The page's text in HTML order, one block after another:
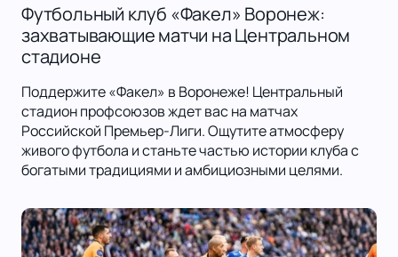
Футбольный клуб «Факел» Воронеж:
захватывающие матчи на Центральном
стадионе
Поддержите «Факел» в Воронеже! Центральный
стадион профсоюзов ждет вас на матчах
Российской Премьер-Лиги. Ощутите атмосферу
живого футбола и станьте частью истории клуба с
богатыми традициями и амбициозными целями.